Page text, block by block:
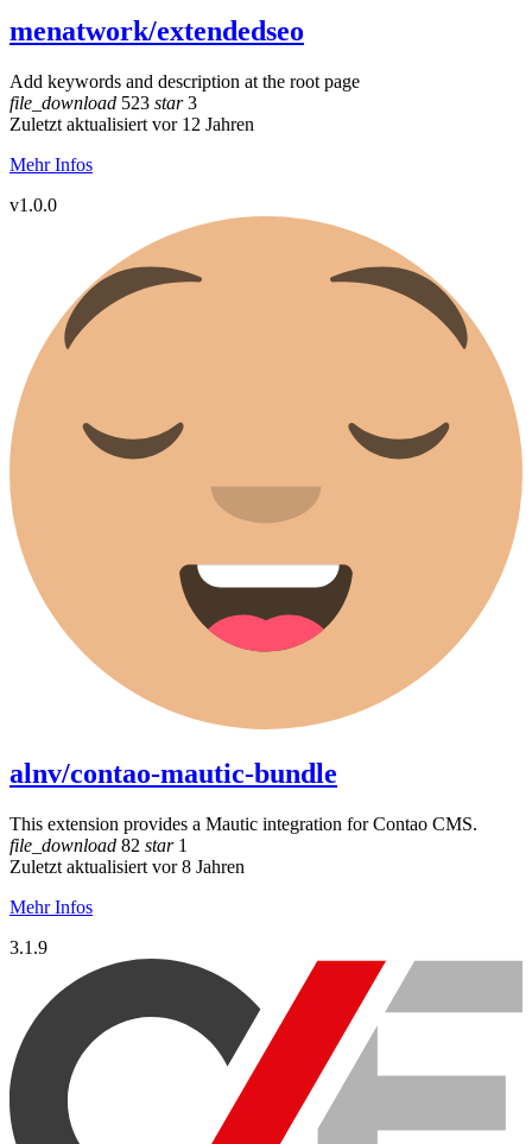
menatwork/extendedseo
Add keywords and description at the root page
file_download 523 star3
Zuletzt aktualisiert vor 12 Jahren
Mehr Infos
v1.0.0
alnv/contao-mautic-bundle
This extension provides a Mautic integration for Contao CMS.
file_download 82 star1
Zuletzt aktualisiert vor 8 Jahren
Mehr Infos
3.1.9